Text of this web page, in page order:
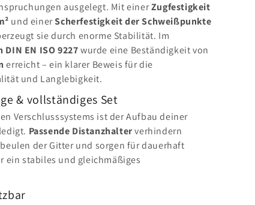
ausgelegt. Mit einerZugfestigkeit
und einerScherfestigkeit der Schweißpunkte
sie durch enorme Stabilität. Im
EN ISO 9227wurde eine Beständigkeit von
erreicht – ein klarer Beweis für die
und Langlebigkeit.
& vollständiges Set
Verschlusssystems ist der Aufbau deiner
Passende Distanzhalterverhindern
der Gitter und sorgen für dauerhaft
ein stabiles und gleichmäßiges